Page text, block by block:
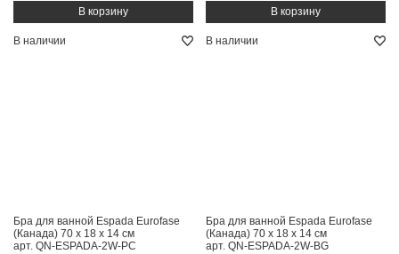
В наличии
Бра для ванной Espada Eurofase
(Канада) 70 x 18 x 14 см
арт. QN-ESPADA-2W-PC
В наличии
Бра для ванной Espada Eurofase
(Канада) 70 x 18 x 14 см
арт. QN-ESPADA-2W-BG